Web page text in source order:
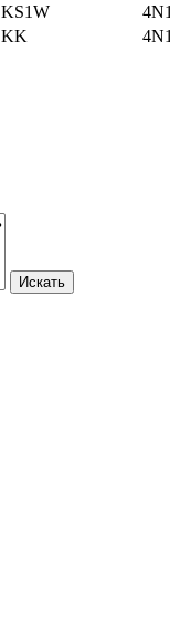
KS1W
KK
Искать